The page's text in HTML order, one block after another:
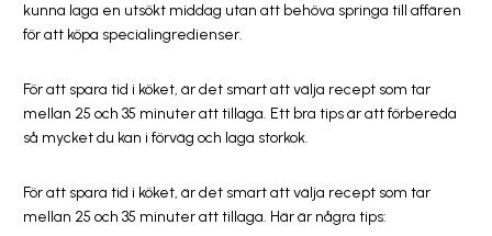
kunna laga en utsökt middag utan att behöva springa till affären
för att köpa specialingredienser.
För att spara tid i köket, är det smart att välja recept som tar
mellan 25 och 35 minuter att tillaga. Ett bra tips är att förbereda
så mycket du kan i förväg och laga storkok.
För att spara tid i köket, är det smart att välja recept som tar
mellan 25 och 35 minuter att tillaga. Här är några tips: